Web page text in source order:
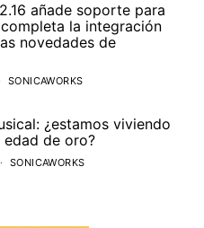
añade soporte para
la integración
novedades de
SONICAWORKS
¿estamos viviendo
edad de oro?
SONICAWORKS